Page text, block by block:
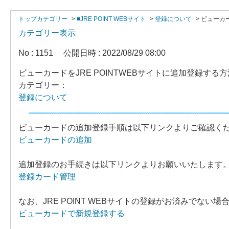
トップカテゴリー > ■JRE POINT WEBサイト > 登録について > ビューカ
カテゴリー表示
No : 1151 公開日時 : 2022/08/29 08:00
ビューカードをJRE POINTWEBサイトに追加登録する
カテゴリー：
登録について
ビューカードの追加登録手順は以下リンクよりご確認く
ビューカードの追加
追加登録のお手続きは以下リンクよりお願いいたします
登録カード管理
なお、JRE POINT WEBサイトの登録がお済みでない場
ビューカードで新規登録する